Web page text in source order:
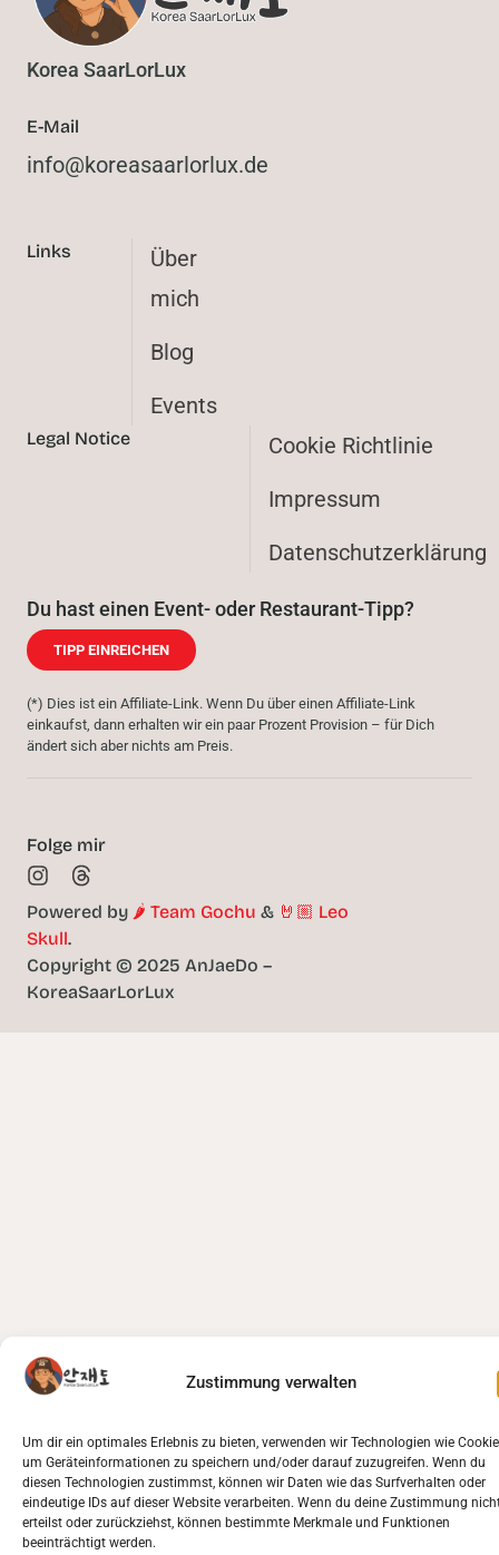
Zustimmung verwalten
Um dir ein optimales Erlebnis zu bieten, verwenden wir Technologien wie
um Geräteinformationen zu speichern und/oder darauf zuzugreifen. Wenn du
diesen Technologien zustimmst, können wir Daten wie das Surfverhalten oder
eindeutige IDs auf dieser Website verarbeiten. Wenn du deine Zustimmung
erteilst oder zurückziehst, können bestimmte Merkmale und Funktionen
beeinträchtigt werden.
Korea SaarLorLux
E-Mail
ed.xulrolraasaerok
@ofni
Links
Über
mich
Blog
Events
Legal Notice
Cookie Richtlinie
Impressum
Datenschutzerklärung
Du hast einen Event- oder Restaurant-Tipp?
TIPP EINREICHEN
(*) Dies ist ein Affiliate-Link. Wenn Du über einen Affiliate-Link
einkaufst, dann erhalten wir ein paar Prozent Provision – für Dich
ändert sich aber nichts am Preis.
Copyright © 2025 AnJaeDo –
KoreaSaarLorLux
Powered by 🌶️ Team Gochu & 🤘🏼 Leo
Skull.
Folge mir